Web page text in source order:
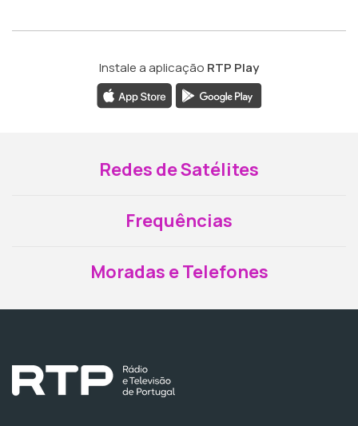
Instale a aplicação RTP Play
Redes de Satélites
Frequências
Moradas e Telefones